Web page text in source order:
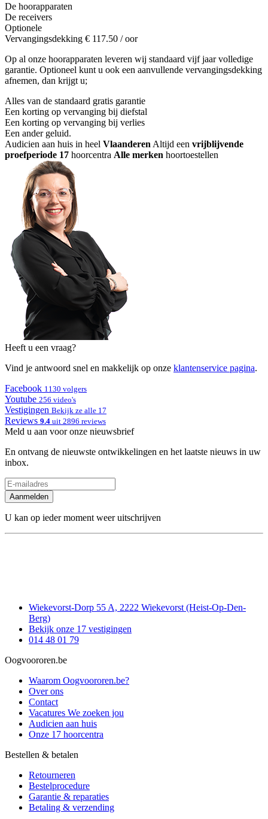
De hoorapparaten
De receivers
Optionele
Vervangingsdekking € 117.50 / oor
Op al onze hoorapparaten leveren wij standaard vijf jaar volledige
garantie. Optioneel kunt u ook een aanvullende vervangingsdekking
afnemen, dan krijgt u;
Alles van de standaard gratis garantie
Een korting op vervanging bij diefstal
Een korting op vervanging bij verlies
Een ander geluid.
Audicien aan huis in heel Vlaanderen Altijd een vrijblijvende
proefperiode 17 hoorcentra Alle merken hoortoestellen
Heeft u een vraag?
Vind je antwoord snel en makkelijk op onze klantenservice pagina.
Facebook 1130 volgers
Youtube 256 video's
Vestigingen Bekijk ze alle 17
Reviews 9.4 uit 2896 reviews
Meld u aan voor onze nieuwsbrief
En ontvang de nieuwste ontwikkelingen en het laatste nieuws in uw
inbox.
Aanmelden
U kan op ieder moment weer uitschrijven
Wiekevorst-Dorp 55 A, 2222 Wiekevorst (Heist-Op-Den-
Berg)
Bekijk onze 17 vestigingen
014 48 01 79
Oogvoororen.be
Waarom Oogvoororen.be?
Over ons
Contact
Vacatures We zoeken jou
Audicien aan huis
Onze 17 hoorcentra
Bestellen & betalen
Retourneren
Bestelprocedure
Garantie & reparaties
Betaling & verzending